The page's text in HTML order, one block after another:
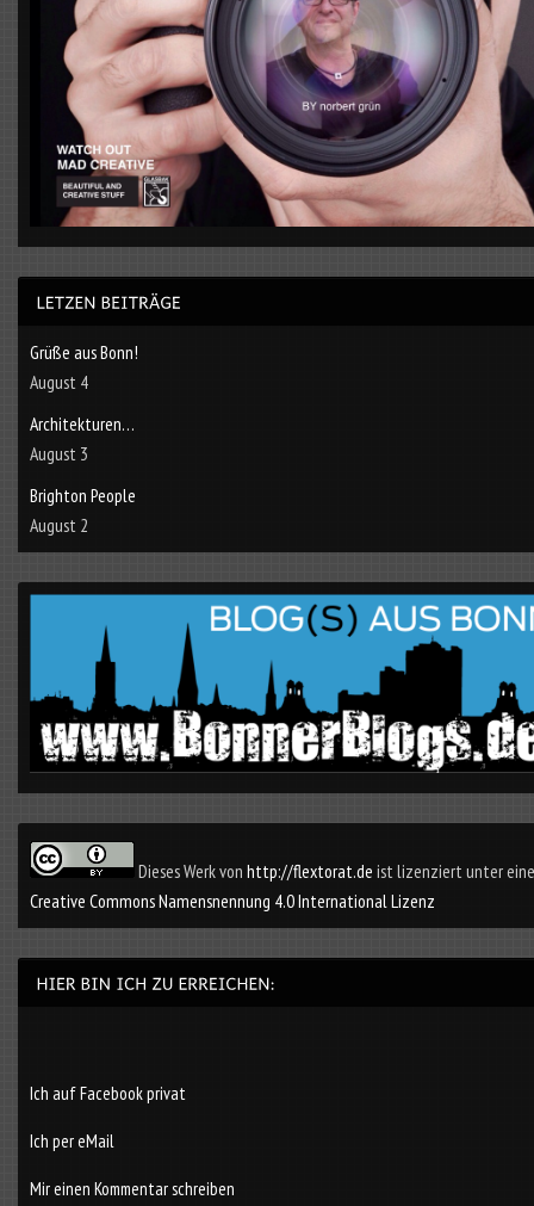
Grüße aus Bonn!
August 4
Architekturen…
August 3
Brighton People
August 2
Dieses Werk von http://flextorat.de ist lizenziert unter
Creative Commons Namensnennung 4.0 International Lizenz
Ich auf Facebook privat
Ich per eMail
Mir einen Kommentar schreiben